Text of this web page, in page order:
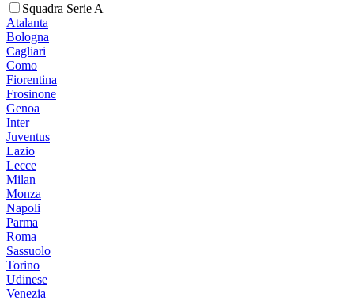
Squadra Serie A
Atalanta
Bologna
Cagliari
Como
Fiorentina
Frosinone
Genoa
Inter
Juventus
Lazio
Lecce
Milan
Monza
Napoli
Parma
Roma
Sassuolo
Torino
Udinese
Venezia